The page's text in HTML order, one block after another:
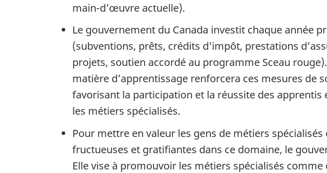
main-d’œuvre actuelle).
Le gouvernement du Canada investit chaque année
(subventions, prêts, crédits d’impôt, prestations
projets, soutien accordé au programme Sceau
matière d’apprentissage renforcera ces mesures de
favorisant la participation et la réussite des
les métiers spécialisés.
Pour mettre en valeur les gens de métiers
fructueuses et gratifiantes dans ce domaine, le
Elle vise à promouvoir les métiers spécialisés